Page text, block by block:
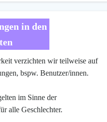
in den
verzichten wir teilweise auf
bspw. Benutzer/innen.
im Sinne der
alle Geschlechter.